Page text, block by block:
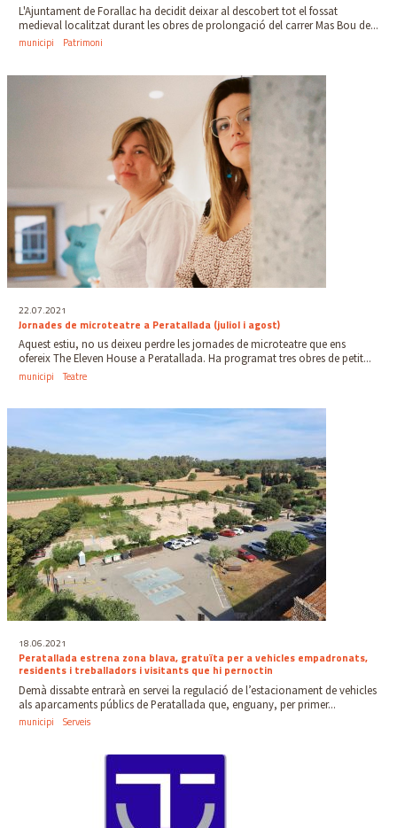
L'Ajuntament de Forallac ha decidit deixar al descobert tot el fossat
medieval localitzat durant les obres de prolongació del carrer Mas Bou de...
municipi
Patrimoni
22.07.2021
Jornades de microteatre a Peratallada (juliol i agost)
Aquest estiu, no us deixeu perdre les jornades de microteatre que ens
ofereix The Eleven House a Peratallada. Ha programat tres obres de petit...
municipi
Teatre
18.06.2021
Peratallada estrena zona blava, gratuïta per a vehicles empadronats,
residents i treballadors i visitants que hi pernoctin
Demà dissabte entrarà en servei la regulació de l’estacionament de vehicles
als aparcaments públics de Peratallada que, enguany, per primer...
municipi
Serveis